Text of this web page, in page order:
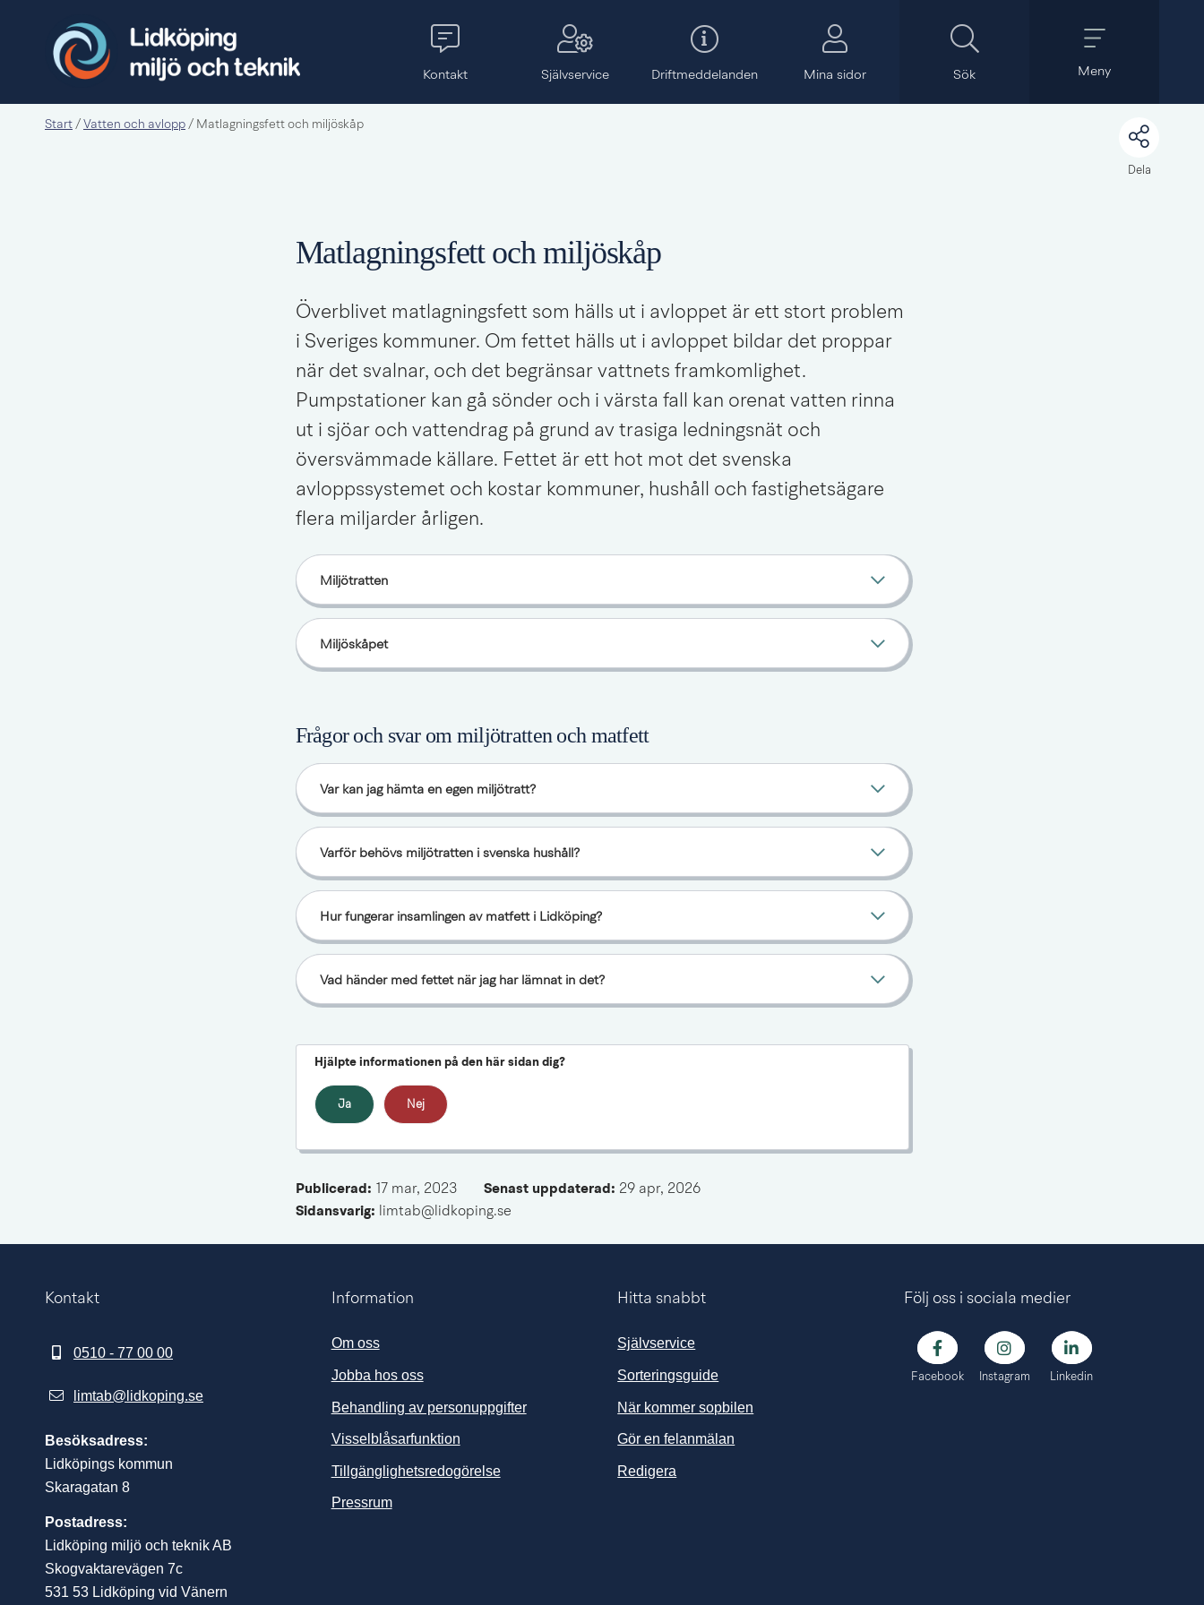
Kontakt Självservice Drift­meddelanden Mina sidor Sök Meny
Start / Vatten och avlopp / Matlagningsfett och miljöskåp
Dela
Matlagningsfett och miljöskåp
Överblivet matlagningsfett som hälls ut i avloppet är ett stort problem
i Sveriges kommuner. Om fettet hälls ut i avloppet bildar det proppar
när det svalnar, och det begränsar vattnets framkomlighet.
Pumpstationer kan gå sönder och i värsta fall kan orenat vatten rinna
ut i sjöar och vattendrag på grund av trasiga ledningsnät och
översvämmade källare. Fettet är ett hot mot det svenska
avloppssystemet och kostar kommuner, hushåll och fastighetsägare
flera miljarder årligen.
Miljötratten
Miljöskåpet
Frågor och svar om miljötratten och matfett
Var kan jag hämta en egen miljötratt?
Varför behövs miljötratten i svenska hushåll?
Hur fungerar insamlingen av matfett i Lidköping?
Vad händer med fettet när jag har lämnat in det?
Hjälpte informationen på den här sidan dig?
Ja Nej
Publicerad: 17 mar, 2023 Senast uppdaterad: 29 apr, 2026
Sidansvarig: limtab@lidkoping.se
Kontakt
0510 - 77 00 00
limtab@lidkoping.se
Besöksadress:
Lidköpings kommun
Skaragatan 8
Postadress:
Lidköping miljö och teknik AB
Skogvaktarevägen 7c
531 53 Lidköping vid Vänern
Information
Om oss
Jobba hos oss
Behandling av personuppgifter
Visselblåsarfunktion
Tillgänglighetsredogörelse
PressrumLänk till annan webbplats, öppnas i nytt fönster.
Hitta snabbt
Självservice
Sorteringsguide
När kommer sopbilen
Gör en felanmälan
Redigera
Följ oss i sociala medier
Facebook Instagram Linkedin